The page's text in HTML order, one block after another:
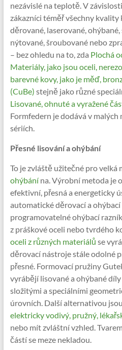
nezávislé na teplotě. V
zákazníci téměř všechny
děrované, laserované, ohýbané,
nýtované, šroubované nebo
– bez ohledu na to, zda Plochá
Materiály, jako jsou oceli,
barevné kovy, jako je měď,
(CuBe) stejně jako různé
Lisované, ohnuté a vyražené
Formfedern je dodává v malých
sériích.
Přesné lisování a ohýbání
To je zvláště užitečné pro velká
ohýbánína. Výrobní metoda je
efektivní, přesná a energeticky
automatické děrovací a
programovatelné ohýbací
z práškové oceli nebo tvrdého
oceli z různých materiálů se
děrovací nástroje stále odolné
přesné. Formovací pružiny
vyrábějí lisované a ohýbané díly
složitými a speciálními
úrovních. Další alternativou
elektricky vodivý, pružný,
nebo mít zvláštní vzhled.
částí se meze nekladou.